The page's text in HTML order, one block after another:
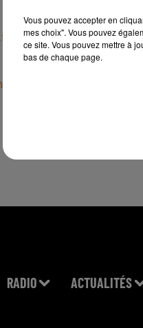
epicerie_o_local/
RADIO ACTUALITÉS
Vous pouvez accepter en
mes choix". Vous pouvez
ce site. Vous pouvez mettre à
bas de chaque page.